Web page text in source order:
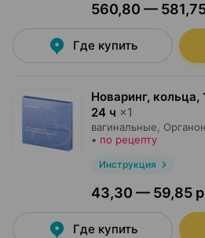
560,80 —
Где купить
Новаринг, кольца,
24 ч ×1
вагинальные, Органон
• по рецепту
Инструкция
43,30 — 59,85
Где купить